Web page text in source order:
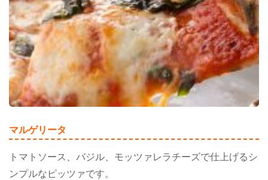
マルゲリータ
トマトソース、バジル、モッツァレラチーズで仕上げるシ
ンプルなピッツァです。